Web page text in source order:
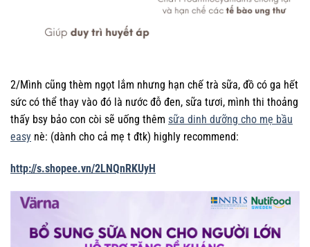
2/Mình cũng thèm ngọt lắm nhưng hạn chế trà sữa, đồ có ga hết
sức có thể thay vào đó là nước đỗ đen, sữa tươi, mình thi thoảng
thấy bsy bảo con còi sẽ uống thêm sữa dinh dưỡng cho mẹ bầu
easy nè: (dành cho cả mẹ t đtk) highly recommend:
http://s.shopee.vn/2LNQnRKUyH